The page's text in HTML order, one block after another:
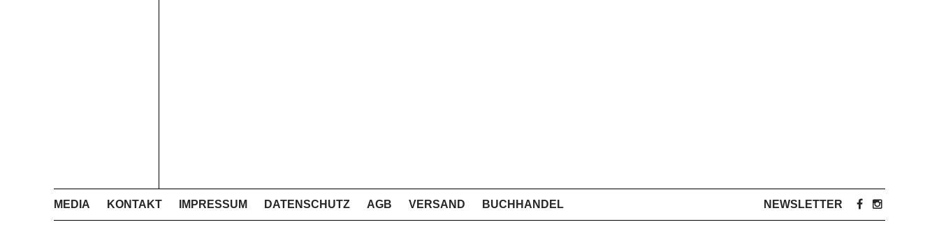
MEDIA KONTAKT IMPRESSUM DATENSCHUTZ AGB VERSAND BUCHHANDEL NEWSLETTER